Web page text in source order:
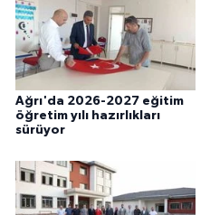
Ağrı'da 2026-2027 eğitim
öğretim yılı hazırlıkları
sürüyor